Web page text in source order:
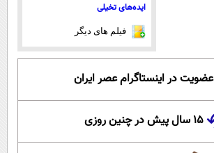
ایده‌های تخیلی
فیلم های دیگر
عضویت در اینستاگرام عصر ایران
۱۵ سال پیش در چنین روزی